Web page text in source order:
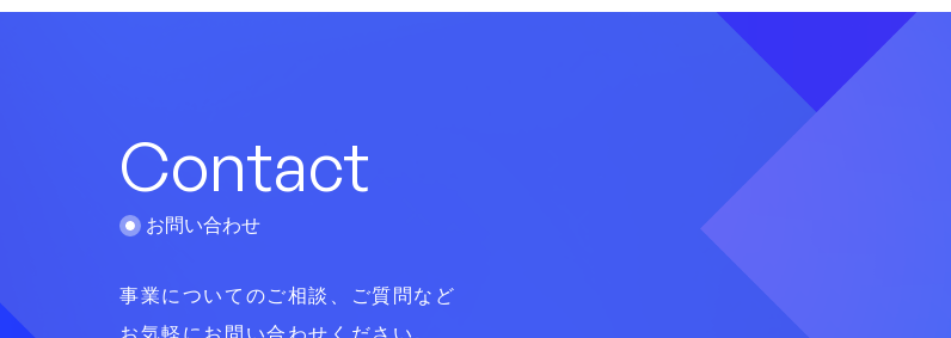
Contact
お問い合わせ
事業についてのご相談、ご質問など
お気軽にお問い合わせください。